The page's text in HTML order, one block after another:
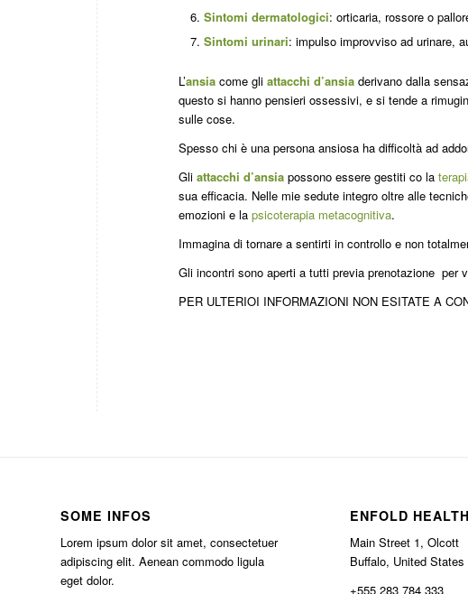
Sintomi dermatologici: orticaria, rossore o
Sintomi urinari: impulso improvviso ad urinare,
L’ansia come gli attacchi d’ansia derivano dalla
questo si hanno pensieri ossessivi, e si tende a
sulle cose.
Spesso chi è una persona ansiosa ha difficoltà ad
Gli attacchi d’ansia possono essere gestiti co la
sua efficacia. Nelle mie sedute integro oltre alle
emozioni e la psicoterapia metacognitiva.
Immagina di tornare a sentirti in controllo e non
Gli incontri sono aperti a tutti previa prenotazione per
PER ULTERIOI INFORMAZIONI NON ESITATE A
SOME INFOS
Lorem ipsum dolor sit amet, consectetuer
adipiscing elit. Aenean commodo ligula
eget dolor.
ENFOLD HEALTH
Main Street 1, Olcott
Buffalo, United States
+555 283 784 333